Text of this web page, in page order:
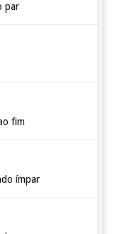
par
fim
ímpar